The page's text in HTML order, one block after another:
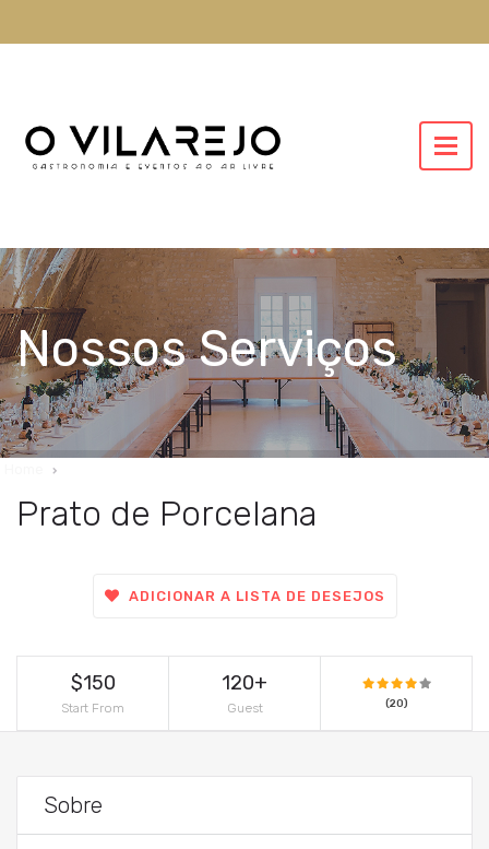
Nossos Serviços
Prato de Porcelana
ADICIONAR A LISTA DE DESEJOS
$150
Start From
120+
Guest (20)
Sobre